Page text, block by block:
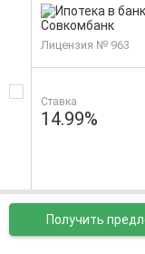
Лицензия № 963
Ставка
14.99%
Получить